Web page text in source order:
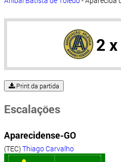
2
Print da partida
Escalações
Aparecidense-GO
(TEC)Thiago Carvalho